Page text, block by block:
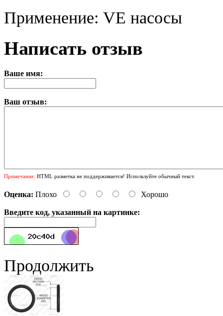
Применение: VE насосы
Написать отзыв
Ваше имя:
Ваш отзыв:
Примечание: HTML разметка не поддерживается! Используйте обычный текст.
Оценка: Плохо Хорошо
Введите код, указанный на картинке:
Продолжить